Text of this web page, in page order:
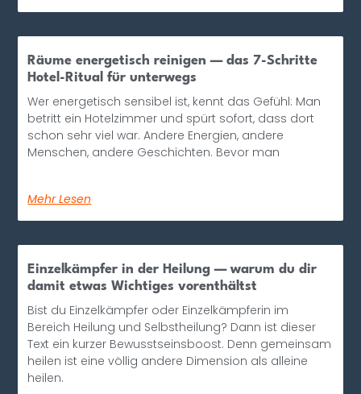
Räume energetisch reinigen — das 7-Schritte
Hotel-Ritual für unterwegs
Wer energetisch sensibel ist, kennt das Gefühl: Man
betritt ein Hotelzimmer und spürt sofort, dass dort
schon sehr viel war. Andere Energien, andere
Menschen, andere Geschichten. Bevor man
Mehr Lesen
Einzelkämpfer in der Heilung — warum du dir
damit etwas Wichtiges vorenthältst
Bist du Einzelkämpfer oder Einzelkämpferin im
Bereich Heilung und Selbstheilung? Dann ist dieser
Text ein kurzer Bewusstseinsboost. Denn gemeinsam
heilen ist eine völlig andere Dimension als alleine
heilen.